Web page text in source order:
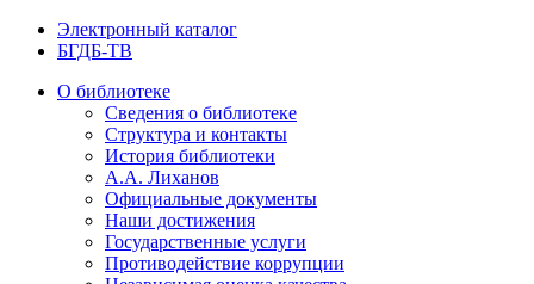
Электронный каталог
БГДБ-ТВ
О библиотеке
Сведения о библиотеке
Структура и контакты
История библиотеки
А.А. Лиханов
Официальные документы
Наши достижения
Государственные услуги
Противодействие коррупции